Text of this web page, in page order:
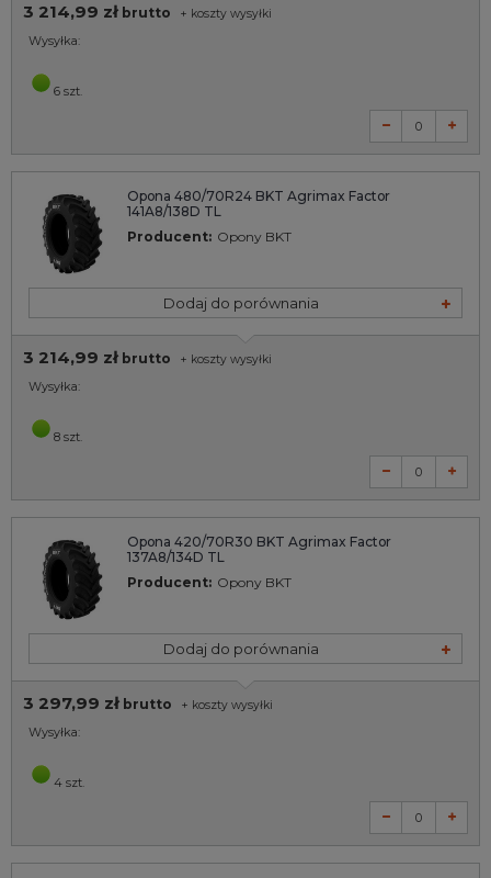
3 214,99 zł brutto + koszty wysyłki
Wysyłka:
6 szt.
Opona 480/70R24 BKT Agrimax Factor
141A8/138D TL
Producent: Opony BKT
Dodaj do porównania
3 214,99 zł brutto + koszty wysyłki
Wysyłka:
8 szt.
Opona 420/70R30 BKT Agrimax Factor
137A8/134D TL
Producent: Opony BKT
Dodaj do porównania
3 297,99 zł brutto + koszty wysyłki
Wysyłka:
4 szt.